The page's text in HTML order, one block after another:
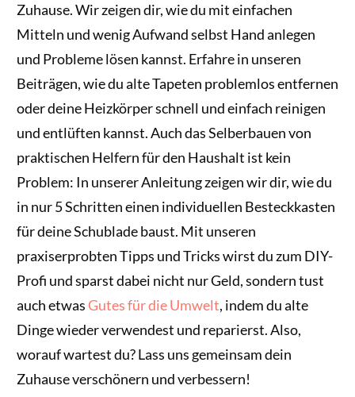
Zuhause. Wir zeigen dir, wie du mit einfachen
Mitteln und wenig Aufwand selbst Hand anlegen
und Probleme lösen kannst. Erfahre in unseren
Beiträgen, wie du alte Tapeten problemlos entfernen
oder deine Heizkörper schnell und einfach reinigen
und entlüften kannst. Auch das Selberbauen von
praktischen Helfern für den Haushalt ist kein
Problem: In unserer Anleitung zeigen wir dir, wie du
in nur 5 Schritten einen individuellen Besteckkasten
für deine Schublade baust. Mit unseren
praxiserprobten Tipps und Tricks wirst du zum DIY-
Profi und sparst dabei nicht nur Geld, sondern tust
auch etwasGutes für die Umwelt, indem du alte
Dinge wieder verwendest und reparierst. Also,
worauf wartest du? Lass uns gemeinsam dein
Zuhause verschönern und verbessern!